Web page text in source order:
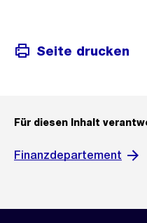
Seite drucken
Für diesen Inhalt
Finanzdepartement